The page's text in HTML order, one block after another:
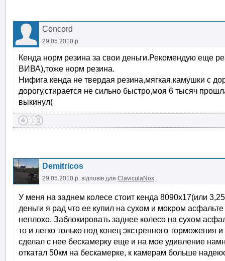
Concord
29.05.2010 р.
Кенда норм резина за свои деньги.Рекомендую еще
ВИВА),тоже норм резина.
Нифига кенда не твердая резина,мягкая,камушки с
дорогу,стирается не сильно быстро,моя 6 тысяч
выкинул(
Demitricos
29.05.2010 р. відповів для ClaviculaNox
У меня на заднем колесе стоит кенда 8090х17(или
деньги я рад что ее купил на сухом и мокром
неплохо. Заблокировать заднее колесо на сухом
то и легко только под конец экстренного
сделал с нее бескамерку еще и на мое удивление
откатал 50км на бескамерке, к камерам больше